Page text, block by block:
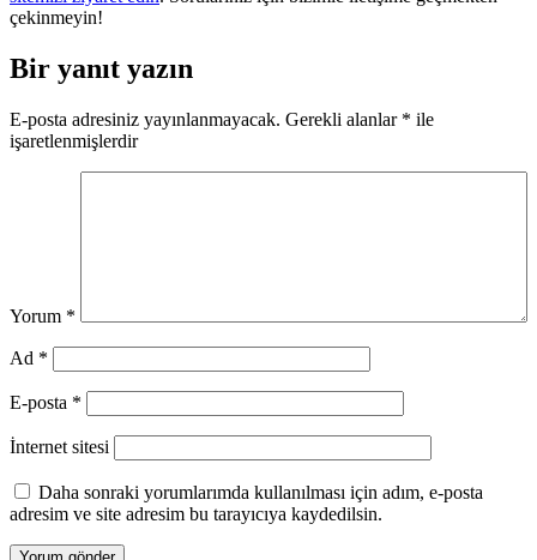
çekinmeyin!
Bir yanıt yazın
E-posta adresiniz yayınlanmayacak. Gerekli alanlar * ile
işaretlenmişlerdir
Yorum *
Ad *
E-posta *
İnternet sitesi
Daha sonraki yorumlarımda kullanılması için adım, e-posta
adresim ve site adresim bu tarayıcıya kaydedilsin.